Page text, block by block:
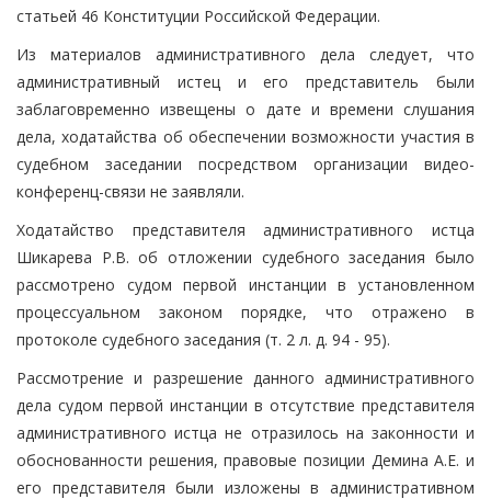
статьей 46 Конституции Российской Федерации.
Из материалов административного дела следует, что
административный истец и его представитель были
заблаговременно извещены о дате и времени слушания
дела, ходатайства об обеспечении возможности участия в
судебном заседании посредством организации видео-
конференц-связи не заявляли.
Ходатайство представителя административного истца
Шикарева Р.В. об отложении судебного заседания было
рассмотрено судом первой инстанции в установленном
процессуальном законом порядке, что отражено в
протоколе судебного заседания (т. 2 л. д. 94 - 95).
Рассмотрение и разрешение данного административного
дела судом первой инстанции в отсутствие представителя
административного истца не отразилось на законности и
обоснованности решения, правовые позиции Демина А.Е. и
его представителя были изложены в административном